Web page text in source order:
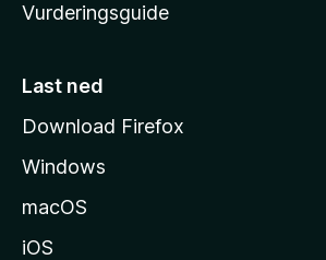
m
s
d
a
Vurderingsguide
Last ned
Download Firefox
Windows
macOS
iOS